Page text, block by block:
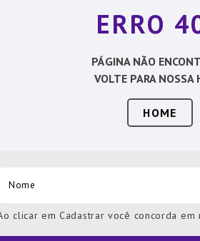
ERRO
PÁGINA NÃO
VOLTE PARA NOSSA
HOME
clicar em Cadastrar você concorda